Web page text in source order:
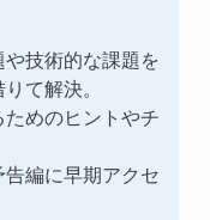
や技術的な課題を
て解決。
めのヒントやチ
編に早期アクセ